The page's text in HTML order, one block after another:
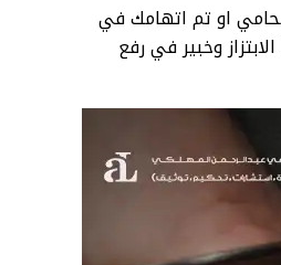
محامي او تم اتهامك في
وخبير في رفع